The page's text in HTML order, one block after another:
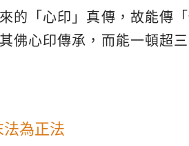
的「心印」真傳，故能傳
佛心印傳承，而能一頓超
為正法